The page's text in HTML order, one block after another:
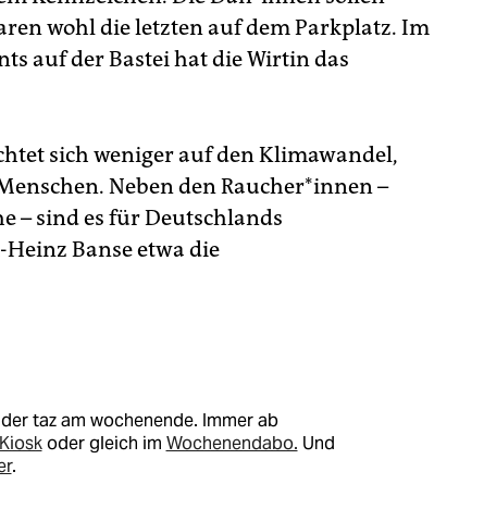
wohl die letzten auf dem Parkplatz. Im
auf der Bastei hat die Wirtin das
sich weniger auf den Klimawandel,
Neben den Rau­che­r*in­nen –
– sind es für Deutschlands
Banse etwa die
taz am wochenende. Immer ab
oder gleich im Wochenendabo. Und
.